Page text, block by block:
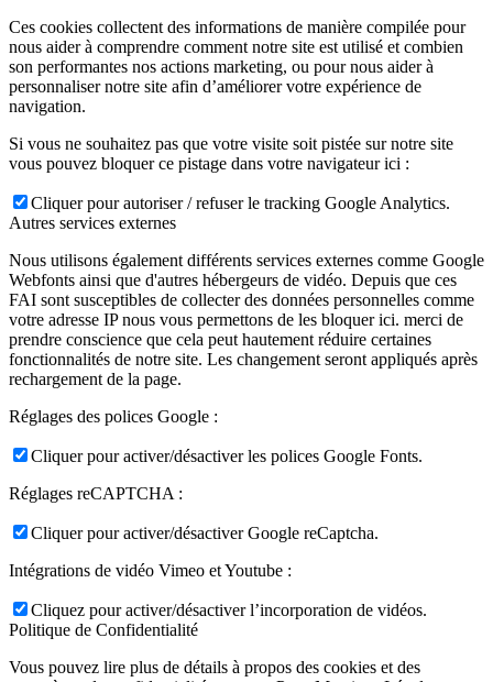
Ces cookies collectent des informations de manière compilée pour
nous aider à comprendre comment notre site est utilisé et combien
son performantes nos actions marketing, ou pour nous aider à
personnaliser notre site afin d’améliorer votre expérience de
navigation.
Si vous ne souhaitez pas que votre visite soit pistée sur notre site
vous pouvez bloquer ce pistage dans votre navigateur ici :
Cliquer pour autoriser / refuser le tracking Google Analytics.
Autres services externes
Nous utilisons également différents services externes comme Google
Webfonts ainsi que d'autres hébergeurs de vidéo. Depuis que ces
FAI sont susceptibles de collecter des données personnelles comme
votre adresse IP nous vous permettons de les bloquer ici. merci de
prendre conscience que cela peut hautement réduire certaines
fonctionnalités de notre site. Les changement seront appliqués après
rechargement de la page.
Réglages des polices Google :
Cliquer pour activer/désactiver les polices Google Fonts.
Réglages reCAPTCHA :
Cliquer pour activer/désactiver Google reCaptcha.
Intégrations de vidéo Vimeo et Youtube :
Cliquez pour activer/désactiver l’incorporation de vidéos.
Politique de Confidentialité
Vous pouvez lire plus de détails à propos des cookies et des